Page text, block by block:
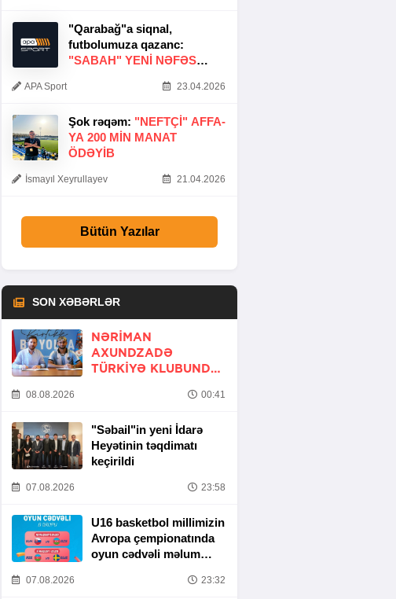
"Qarabağ"a siqnal,
futbolumuza qazanc:
"SABAH" YENI NƏFƏS
APA Sport 23.04.2026
Şok rəqəm: "NEFTÇI" AFFA-
YA 200 MIN MANAT
ÖDƏYIB
İsmayıl Xeyrullayev 21.04.2026
Bütün Yazılar
SON XƏBƏRLƏR
NƏRIMAN
AXUNDZADƏ
TÜRKIYƏ KLUBUNDA
08.08.2026 00:41
"Səbail"in yeni İdarə
Heyətinin təqdimatı
keçirildi
07.08.2026 23:58
U16 basketbol millimizin
Avropa çempionatında
oyun cədvəli məlum
07.08.2026 23:32